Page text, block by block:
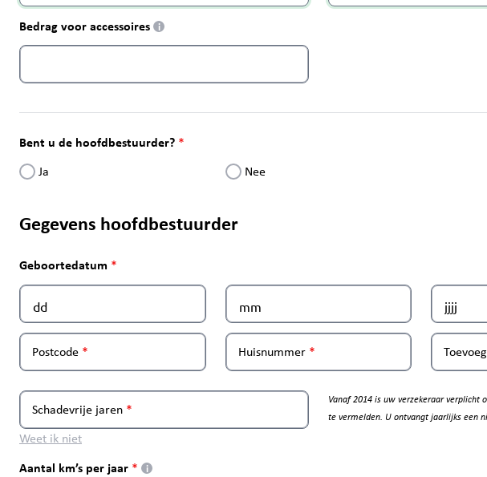
Bedrag voor accessoires i
Bent u de hoofdbestuurder?
Ja Nee
Gegevens hoofdbestuurder
Geboortedatum
Postcode Huisnummer
Schadevrije jaren
Weet ik niet
Vanaf 2014 is uw verzekeraar verplicht
te vermelden. U ontvangt jaarlijks een
Aantal km’s per jaar i